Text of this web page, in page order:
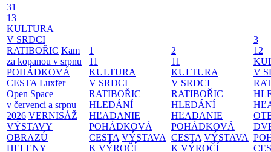
31
13
KULTURA
V SRDCI
RATIBOŘIC Kam
za kopanou v srpnu
POHÁDKOVÁ
CESTA Luxfer
Open Space
v červenci a srpnu
2026 VERNISÁŽ
VÝSTAVY
OBRAZŮ
HELENY
1
11
KULTURA
V SRDCI
RATIBOŘIC
HLEDÁNÍ –
HĽADANIE
POHÁDKOVÁ
CESTA VÝSTAVA
K VÝROČÍ
2
11
KULTURA
V SRDCI
RATIBOŘIC
HLEDÁNÍ –
HĽADANIE
POHÁDKOVÁ
CESTA VÝSTAVA
K VÝROČÍ
3
12
V